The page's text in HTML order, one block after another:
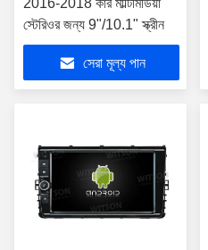
2016-2018 কার মাল্টিমিডিয়া
স্টেরিওর জন্য 9"/10.1" স্ক্রীন
সেরা মূল্য পান